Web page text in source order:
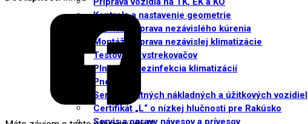
Kontrola a nastavenie geometrie
Montáž a oprava nezávislého kúrenia
Montáž a oprava nezávislej klimatizácie
Testovanie vstrekovačov
Plnenie a dezinfekcia klimatizácií
Pneuservis
Servis ostatných nákladných a úžitkových vozidiel
Certifikát „L“ o nízkej hlučnosti pre Rakúsko
Servis a opravy návesov a prívesov